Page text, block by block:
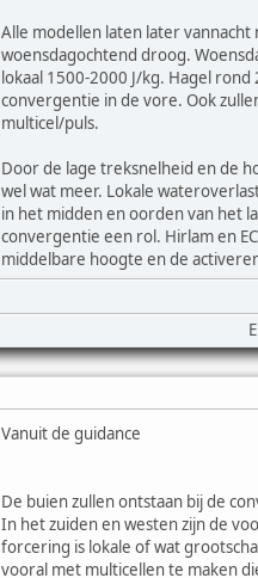
Alle modellen laten later
woensdagochtend droog.
lokaal 1500-2000 J/kg. Hagel
convergentie in de vore. Ook
multicel/puls.
Door de lage treksnelheid en de
wel wat meer. Lokale
in het midden en oorden van het
convergentie een rol. Hirlam en
middelbare hoogte en de
Vanuit de guidance
De buien zullen ontstaan bij de
In het zuiden en westen zijn de
forcering is lokale of wat
vooral met multicellen te maken